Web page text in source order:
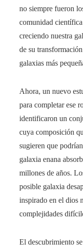
no siempre fueron
comunidad
creciendo nuestra
de su
galaxias más
Ahora, un nuevo
para completar ese
identificaron un
cuya composición
sugieren que
galaxia enana
millones de años.
posible galaxia
inspirado en el dios
complejidades
El descubrimiento